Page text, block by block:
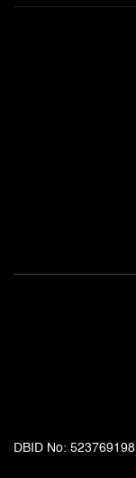
DBID No: 523769198